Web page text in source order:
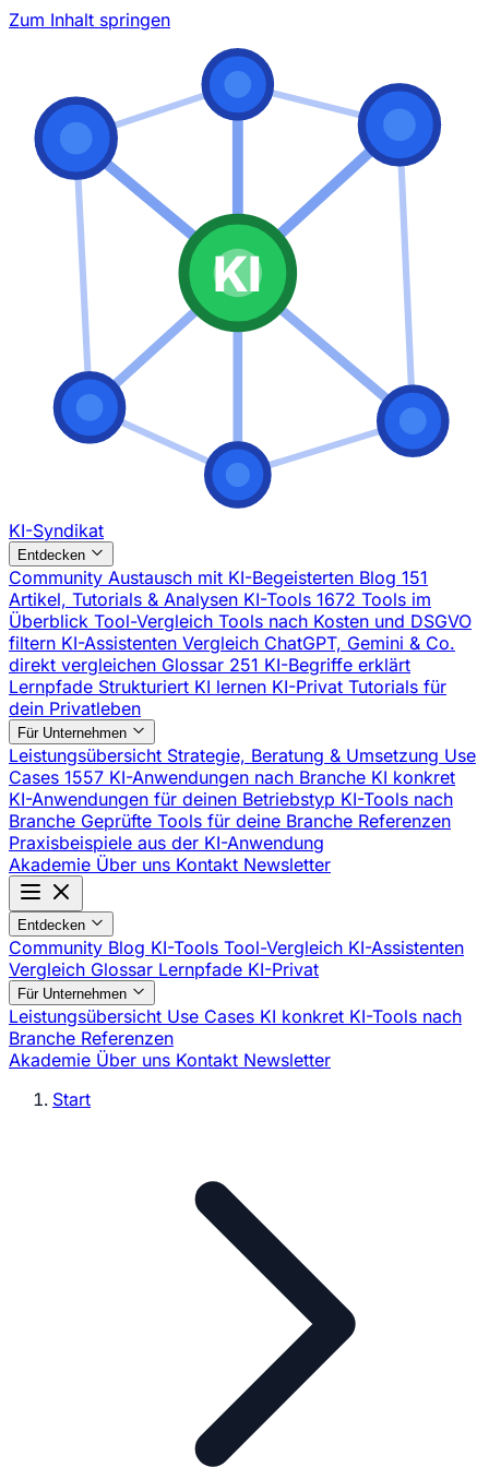
Zum Inhalt springen
KI
KI-Syndikat
Entdecken
Community Austausch mit KI-Begeisterten Blog 151
Artikel, Tutorials & Analysen KI-Tools 1672 Tools im
Überblick Tool-Vergleich Tools nach Kosten und DSGVO
filtern KI-Assistenten Vergleich ChatGPT, Gemini & Co.
direkt vergleichen Glossar 251 KI-Begriffe erklärt
Lernpfade Strukturiert KI lernen KI-Privat Tutorials für
dein Privatleben
Für Unternehmen
Leistungsübersicht Strategie, Beratung & Umsetzung Use
Cases 1557 KI-Anwendungen nach Branche KI konkret
KI-Anwendungen für deinen Betriebstyp KI-Tools nach
Branche Geprüfte Tools für deine Branche Referenzen
Praxisbeispiele aus der KI-Anwendung
Akademie Über uns Kontakt Newsletter
Entdecken
Community Blog KI-Tools Tool-Vergleich KI-Assistenten
Vergleich Glossar Lernpfade KI-Privat
Für Unternehmen
Leistungsübersicht Use Cases KI konkret KI-Tools nach
Branche Referenzen
Akademie Über uns Kontakt Newsletter
Start